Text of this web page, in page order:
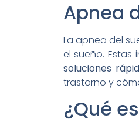
Apnea
La apnea del
el sueño.
soluciones
trastorno y
¿Qué